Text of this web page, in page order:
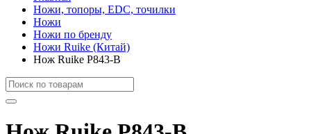
Ножи, топоры, EDC, точилки
Ножи
Ножи по бренду
Ножи Ruike (Китай)
Нож Ruike P843-B